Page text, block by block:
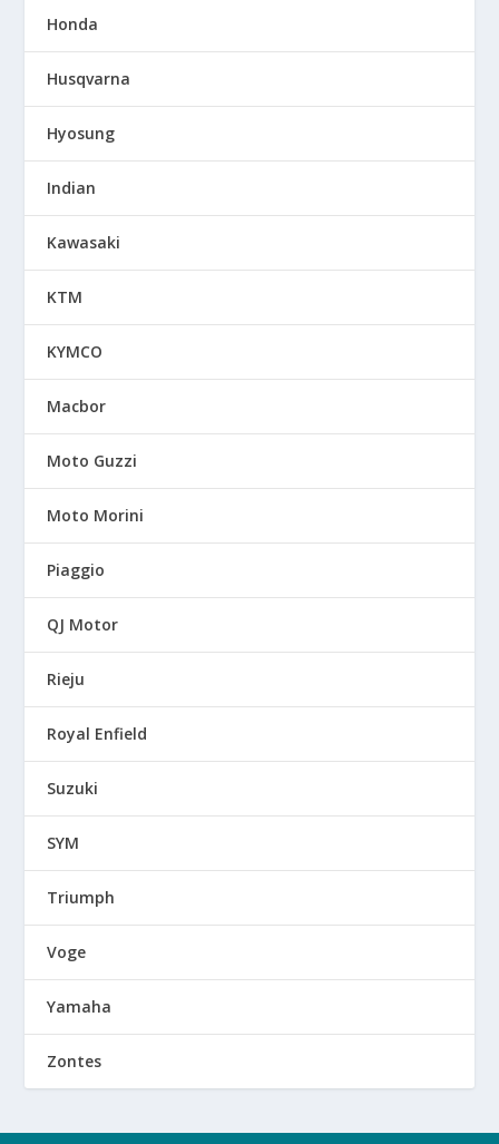
Honda
Husqvarna
Hyosung
Indian
Kawasaki
KTM
KYMCO
Macbor
Moto Guzzi
Moto Morini
Piaggio
QJ Motor
Rieju
Royal Enfield
Suzuki
SYM
Triumph
Voge
Yamaha
Zontes